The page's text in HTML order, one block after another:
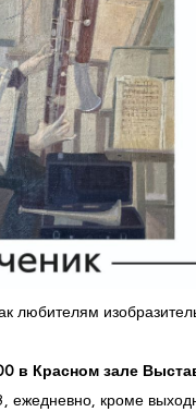
любителям
в Красном зале
кроме